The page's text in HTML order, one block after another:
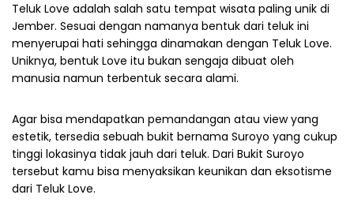
Teluk Love adalah salah satu tempat wisata paling unik di
Jember. Sesuai dengan namanya bentuk dari teluk ini
menyerupai hati sehingga dinamakan dengan Teluk Love.
Uniknya, bentuk Love itu bukan sengaja dibuat oleh
manusia namun terbentuk secara alami.
Agar bisa mendapatkan pemandangan atau view yang
estetik, tersedia sebuah bukit bernama Suroyo yang cukup
tinggi lokasinya tidak jauh dari teluk. Dari Bukit Suroyo
tersebut kamu bisa menyaksikan keunikan dan eksotisme
dari Teluk Love.